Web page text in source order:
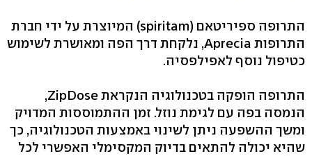
התרופה ספיריטאם (spiritam) המיוצרת על ידי חברת
התרופות Aprecia, נלקחת דרך הפה ומאושרת לשימוש
כטיפול נוסף לאפילפסיה.
התרופה הופקה בטכנולוגיה הנקראת ZipDose,
הנמסה בפה עם לגימת נוזל. זמן ההתמוססות המדויק
ומשך ההשפעה ניתן לשינוי באמצעות הטכנולוגיה, כך
שהיא יכולה להתאים בדיוק המקסימלי האפשרי לכל